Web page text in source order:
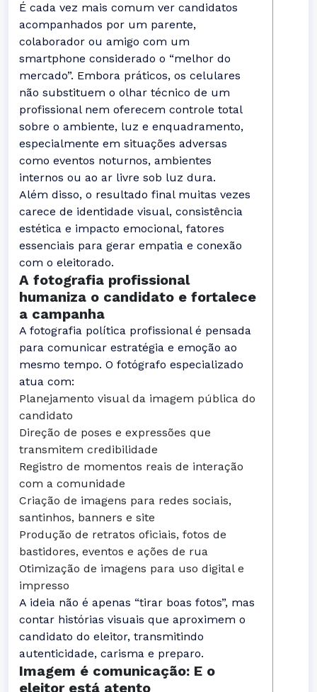
É cada vez mais comum ver candidatos
acompanhados por um parente,
colaborador ou amigo com um
smartphone considerado o “melhor do
mercado”. Embora práticos, os celulares
não substituem o olhar técnico de um
profissional nem oferecem controle total
sobre o ambiente, luz e enquadramento,
especialmente em situações adversas
como eventos noturnos, ambientes
internos ou ao ar livre sob luz dura.
Além disso, o resultado final muitas vezes
carece de identidade visual, consistência
estética e impacto emocional, fatores
essenciais para gerar empatia e conexão
com o eleitorado.
A fotografia profissional
humaniza o candidato e fortalece
a campanha
A fotografia política profissional é pensada
para comunicar estratégia e emoção ao
mesmo tempo. O fotógrafo especializado
atua com:
Planejamento visual da imagem pública do
candidato
Direção de poses e expressões que
transmitem credibilidade
Registro de momentos reais de interação
com a comunidade
Criação de imagens para redes sociais,
santinhos, banners e site
Produção de retratos oficiais, fotos de
bastidores, eventos e ações de rua
Otimização de imagens para uso digital e
impresso
A ideia não é apenas “tirar boas fotos”, mas
contar histórias visuais que aproximem o
candidato do eleitor, transmitindo
autenticidade, carisma e preparo.
Imagem é comunicação: E o
eleitor está atento